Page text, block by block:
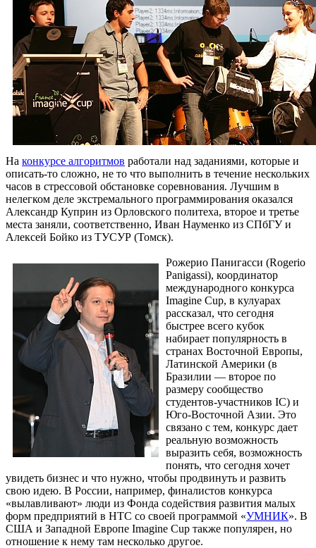
На конкурсе алгоритмов работали над заданиями, которые и
описать-то сложно, не то что выполнить в течение нескольких
часов в стрессовой обстановке соревнования. Лучшим в
нелегком деле экстремального программирования оказался
Александр Куприн из Орловского политеха, второе и третье
места заняли, соответственно, Иван Науменко из СПбГУ и
Алексей Бойко из ТУСУР (Томск).
Рожерио Панигасси (Rogerio
Panigassi), координатор
международного конкурса
Imagine Cup, в кулуарах
рассказал, что сегодня
быстрее всего кубок
набирает популярность в
странах Восточной Европы,
Латинской Америки (в
Бразилии — второе по
размеру сообщество
студентов-участников IC) и
Юго-Восточной Азии. Это
связано с тем, конкурс дает
реальную возможность
выразить себя, возможность
понять, что сегодня хочет
увидеть бизнес и что нужно, чтобы продвинуть и развить
свою идею. В России, например, финалистов конкурса
«вылавливают» люди из Фонда содействия развития малых
форм предприятий в НТС со своей программой «УМНИК». В
США и Западной Европе Imagine Cup также популярен, но
отношение к нему там несколько другое.